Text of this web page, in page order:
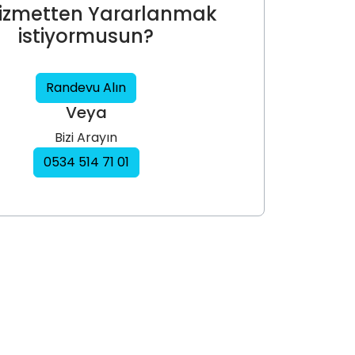
Yararlanmak
istiyormusun?
Randevu Alın
Veya
Bizi Arayın
0534 514 71 01